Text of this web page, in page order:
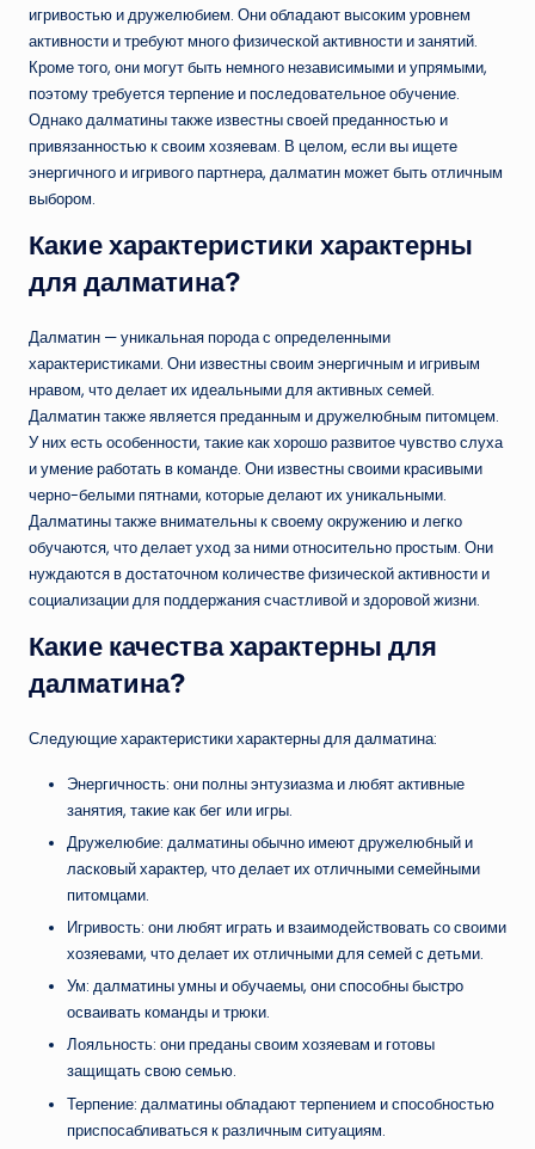
игривостью и дружелюбием. Они обладают высоким уровнем
активности и требуют много физической активности и занятий.
Кроме того, они могут быть немного независимыми и упрямыми,
поэтому требуется терпение и последовательное обучение.
Однако далматины также известны своей преданностью и
привязанностью к своим хозяевам. В целом, если вы ищете
энергичного и игривого партнера, далматин может быть отличным
выбором.
Какие характеристики характерны
для далматина?
Далматин — уникальная порода с определенными
характеристиками. Они известны своим энергичным и игривым
нравом, что делает их идеальными для активных семей.
Далматин также является преданным и дружелюбным питомцем.
У них есть особенности, такие как хорошо развитое чувство слуха
и умение работать в команде. Они известны своими красивыми
черно-белыми пятнами, которые делают их уникальными.
Далматины также внимательны к своему окружению и легко
обучаются, что делает уход за ними относительно простым. Они
нуждаются в достаточном количестве физической активности и
социализации для поддержания счастливой и здоровой жизни.
Какие качества характерны для
далматина?
Следующие характеристики характерны для далматина:
Энергичность: они полны энтузиазма и любят активные
занятия, такие как бег или игры.
Дружелюбие: далматины обычно имеют дружелюбный и
ласковый характер, что делает их отличными семейными
питомцами.
Игривость: они любят играть и взаимодействовать со своими
хозяевами, что делает их отличными для семей с детьми.
Ум: далматины умны и обучаемы, они способны быстро
осваивать команды и трюки.
Лояльность: они преданы своим хозяевам и готовы
защищать свою семью.
Терпение: далматины обладают терпением и способностью
приспосабливаться к различным ситуациям.